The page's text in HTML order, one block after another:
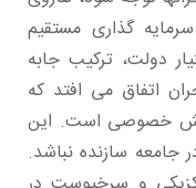
گذاری مستقیم
دولت، ترکیب جابه
اتفاق می افتد که
خصوصی است. این
جامعه سازنده نباشد.